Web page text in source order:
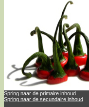
Spring naar de primaire inhoud
Spring naar de secundaire inhoud